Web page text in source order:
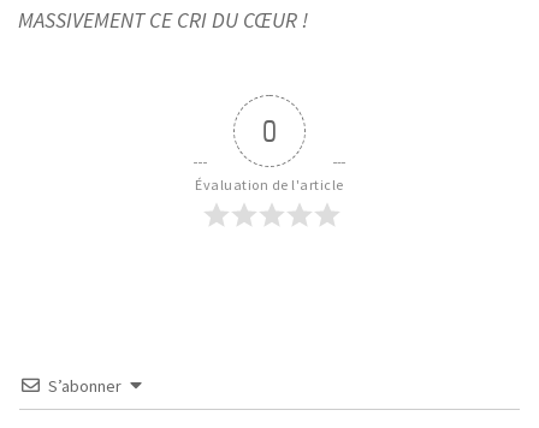
MASSIVEMENT CE CRI DU CŒUR !
0
Évaluation de l'article
S’abonner